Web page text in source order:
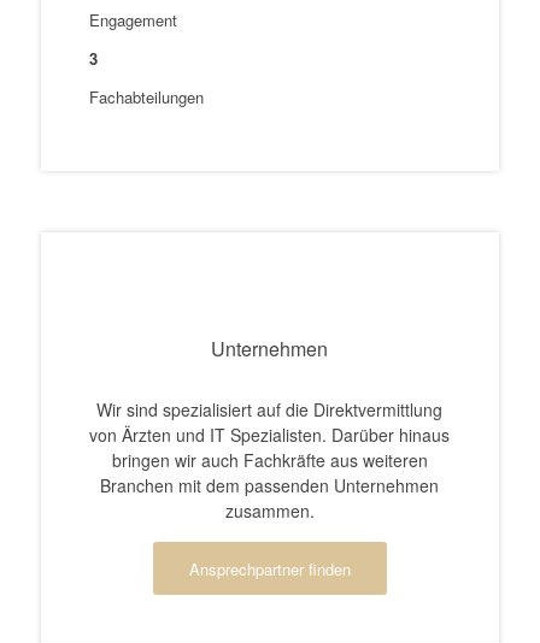
Engagement
3
Fachabteilungen
Unternehmen
Wir sind spezialisiert auf die Direktvermittlung
von Ärzten und IT Spezialisten. Darüber hinaus
bringen wir auch Fachkräfte aus weiteren
Branchen mit dem passenden Unternehmen
zusammen.
Ansprechpartner finden